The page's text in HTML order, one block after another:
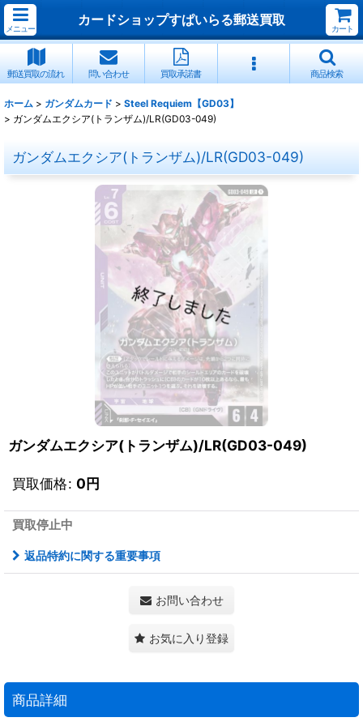
メニュー
カードショップすぱいらる郵送買取
カート
郵送買取の流れ 問い合わせ 買取承諾書 商品検索
ホーム > ガンダムカード > Steel Requiem【GD03】
> ガンダムエクシア(トランザム)/LR(GD03-049)
ガンダムエクシア(トランザム)/LR(GD03-049)
ガンダムエクシア(トランザム)/LR(GD03-049)
買取価格: 0円
買取停止中
返品特約に関する重要事項
お問い合わせ
お気に入り登録
商品詳細